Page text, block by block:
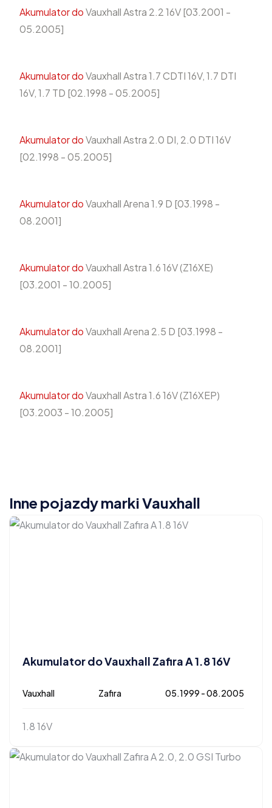
Akumulator doVauxhall Astra 2.2 16V [03.2001 -
05.2005]
Akumulator doVauxhall Astra 1.7 CDTI 16V, 1.7 DTI
16V, 1.7 TD [02.1998 - 05.2005]
Akumulator doVauxhall Astra 2.0 DI, 2.0 DTI 16V
[02.1998 - 05.2005]
Akumulator doVauxhall Arena 1.9 D [03.1998 -
08.2001]
Akumulator doVauxhall Astra 1.6 16V (Z16XE)
[03.2001 - 10.2005]
Akumulator doVauxhall Arena 2.5 D [03.1998 -
08.2001]
Akumulator doVauxhall Astra 1.6 16V (Z16XEP)
[03.2003 - 10.2005]
Inne pojazdy marki Vauxhall
Akumulator do Vauxhall Zafira A 1.8 16V
Vauxhall Zafira 05.1999 - 08.2005
1.8 16V